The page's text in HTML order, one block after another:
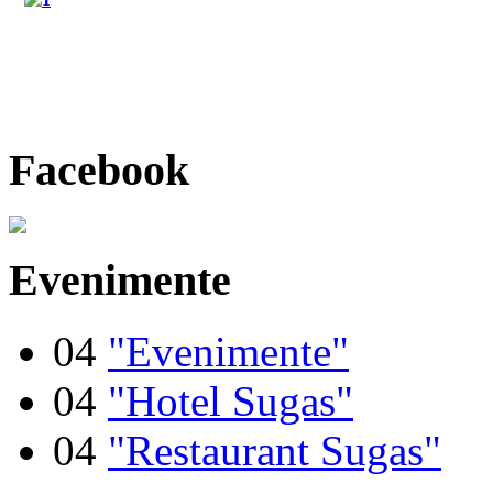
Facebook
Evenimente
04 "Evenimente"
04 "Hotel Sugas"
04 "Restaurant Sugas"